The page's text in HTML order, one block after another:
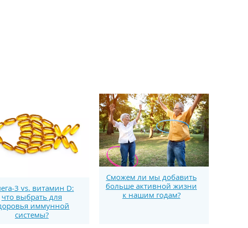
3 vs. витамин D:
что выбрать для
иммунной
системы?
Сможем ли мы добавить
больше активной жизни
к нашим годам?